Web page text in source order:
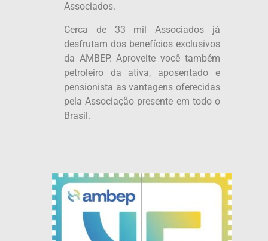
Associados.
Cerca de 33 mil Associados já
desfrutam dos benefícios exclusivos
da AMBEP. Aproveite você também
petroleiro da ativa, aposentado e
pensionista as vantagens oferecidas
pela Associação presente em todo o
Brasil.